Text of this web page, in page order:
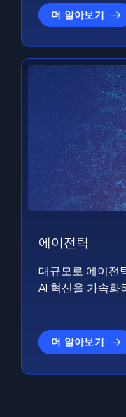
더 알아보기
에이전틱
대규모로 에이전
AI 혁신을 가속화
더 알아보기